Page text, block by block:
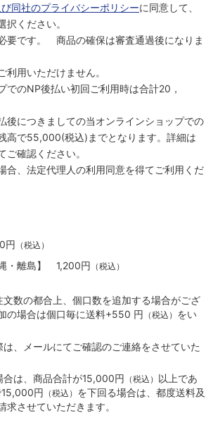
同社のプライバシーポリシーに同意して、
択ください。
要です。 商品の確保は審査通過後になりま
用いただけません。
でのNP後払い初回ご利用時は合計20，
後につきましての当オンラインショップでの
高で55,000(税込)までとなります。詳細は
ご確認ください。
合、法定代理人の利用同意を得てご利用くだ
円 （税込）
・離島】 1,200円 （税込）
数の都合上、個口数を追加する場合がござ
の場合は個口毎に送料+550 円 （税込） をい
、メールにてご確認のご連絡をさせていた
は、商品合計が15,000円 （税込） 以上であ
15,000円 （税込） を下回る場合は、都度送料及
求させていただきます。